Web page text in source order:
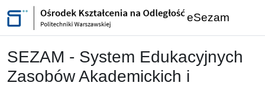
Przejdź do głównej zawartości
eSezam
SEZAM - System Edukacyjnych
Zasobów Akademickich i